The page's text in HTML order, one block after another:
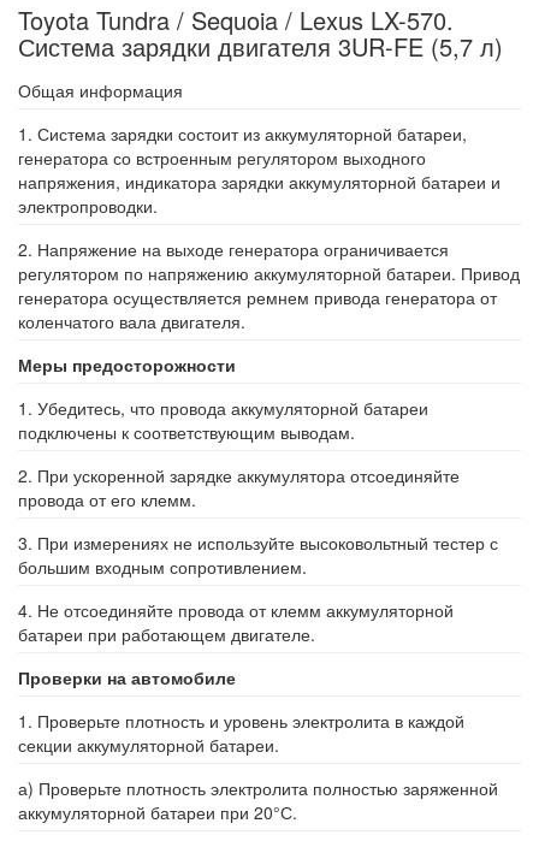
Toyota Tundra / Sequoia / Lexus LX-570.
Система зарядки двигателя 3UR-FE (5,7 л)
Общая информация
1. Система зарядки состоит из аккумуляторной батареи,
генератора со встроенным регулятором выходного
напряжения, индикатора зарядки аккумуляторной батареи и
электропроводки.
2. Напряжение на выходе генератора ограничивается
регулятором по напряжению аккумуляторной батареи. Привод
генератора осуществляется ремнем привода генератора от
коленчатого вала двигателя.
Меры предосторожности
1. Убедитесь, что провода аккумуляторной батареи
подключены к соответствующим выводам.
2. При ускоренной зарядке аккумулятора отсоединяйте
провода от его клемм.
3. При измерениях не используйте высоковольтный тестер с
большим входным сопротивлением.
4. Не отсоединяйте провода от клемм аккумуляторной
батареи при работающем двигателе.
Проверки на автомобиле
1. Проверьте плотность и уровень электролита в каждой
секции аккумуляторной батареи.
а) Проверьте плотность электролита полностью заряженной
аккумуляторной батареи при 20°С.